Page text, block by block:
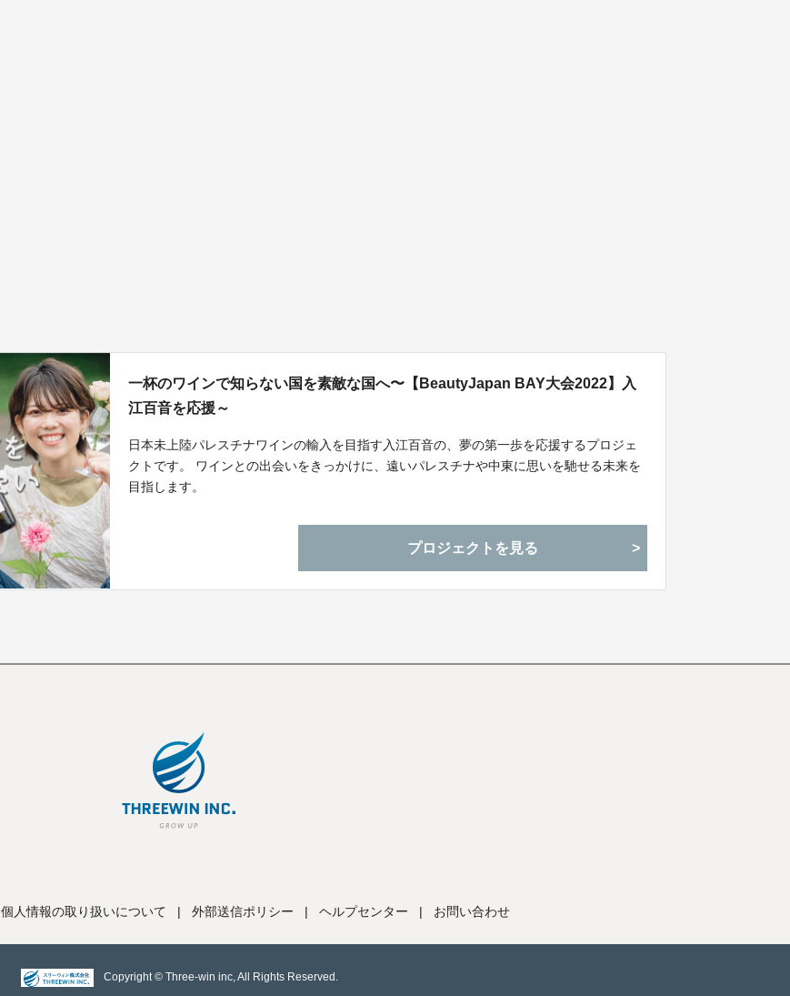
一杯のワインで知らない国を素敵な国へ〜【BeautyJapan BAY大会2022】入
江百音を応援～
日本未上陸パレスチナワインの輸入を目指す入江百音の、夢の第一歩を応援するプロジェ
クトです。 ワインとの出会いをきっかけに、遠いパレスチナや中東に思いを馳せる未来を
目指します。
プロジェクトを見る
個人情報の取り扱いについて | 外部送信ポリシー | ヘルプセンター | お問い合わせ
Copyright © Three-win inc, All Rights Reserved.